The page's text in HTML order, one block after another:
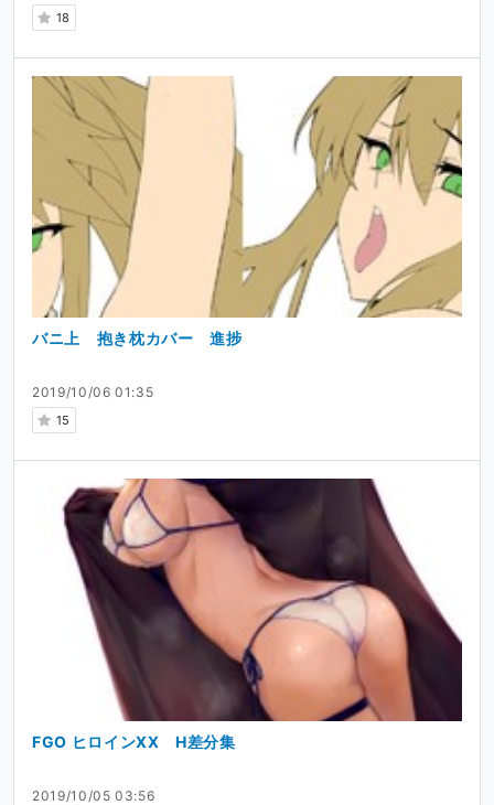
18
2019/10/06 01:35
15
バニ上 抱き枕カバー 進捗
2019/10/05 03:56
FGO ヒロインXX H差分集